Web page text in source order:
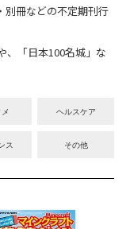
別冊などの不定期刊行
、「日本100名城」な
ヘルスケア
ス その他